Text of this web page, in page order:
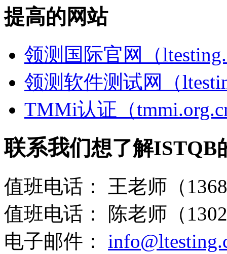
提高的网站
领测国际官网（
领测软件测试网（
TMMi认证（
联系我们想了解ISTQB
值班电话：
王老师（
值班电话：
陈老师（
电子邮件：